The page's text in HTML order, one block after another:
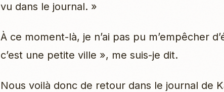
vu dans le journal. »
À ce moment-là, je n’ai pas pu m’empêcher
c’est une petite ville », me suis-je dit.
Nous voilà donc de retour dans le journal de